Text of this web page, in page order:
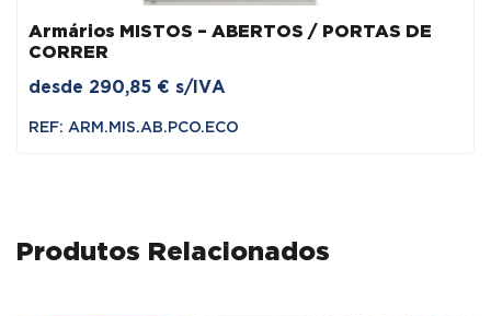
Armários MISTOS – ABERTOS / PORTAS DE
CORRER
desde 290,85 € s/IVA
REF: ARM.MIS.AB.PCO.ECO
Produtos Relacionados